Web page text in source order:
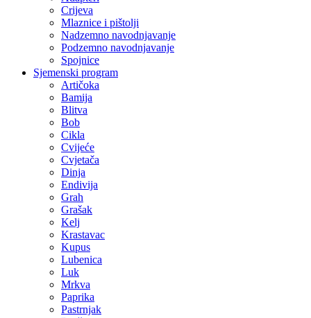
Crijeva
Mlaznice i pištolji
Nadzemno navodnjavanje
Podzemno navodnjavanje
Spojnice
Sjemenski program
Artičoka
Bamija
Blitva
Bob
Cikla
Cvijeće
Cvjetača
Dinja
Endivija
Grah
Grašak
Kelj
Krastavac
Kupus
Lubenica
Luk
Mrkva
Paprika
Pastrnjak